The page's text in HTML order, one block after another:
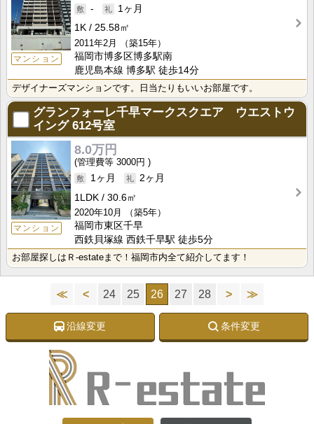
マンション
-
1ヶ月
1K
25.58㎡
2011年2月
（築15年）
福岡市博多区博多駅南
鹿児島本線 博多駅 徒歩14分
デザイナーズマンションです。日当たりもいいお部屋です。
グランフォーレ千早マークスクエア ウエストウ
イング612号室
マンション
8.0万円
3000円
1ヶ月
2ヶ月
1LDK
30.6㎡
2020年10月
（築5年）
福岡市東区千早
西鉄貝塚線 西鉄千早駅 徒歩5分
お部屋探しはＲ-estateまで！福岡市内全て紹介してます！
≪ < 24 25 26 27 28 > ≫
沿線変更 条件変更